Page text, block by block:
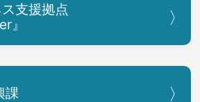
支援拠点
』
課